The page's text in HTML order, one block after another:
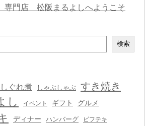
専門店 松阪まるよしへようこそ
検索
しぐれ煮 しゃぶしゃぶ すき焼き
し イベント ギフト グルメ
ディナー ハンバーグ ビフテキ